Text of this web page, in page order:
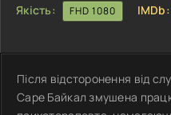
Якість:
FHD 1080 IMDb:
Після відсторонення від
Саре Байкал змушена